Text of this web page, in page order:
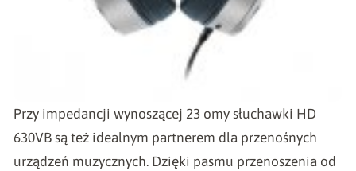
Przy impedancji wynoszącej 23 omy słuchawki HD
630VB są też idealnym partnerem dla przenośnych
urządzeń muzycznych. Dzięki pasmu przenoszenia od